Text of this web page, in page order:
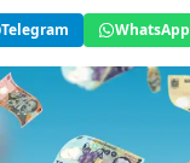
Telegram WhatsApp